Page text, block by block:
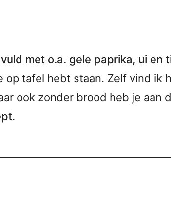
met o.a. gele paprika, ui en
tafel hebt staan. Zelf vind ik
ook zonder brood heb je aan
.